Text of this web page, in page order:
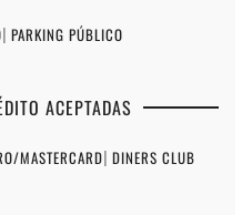
| PARKING PÚBLICO
ACEPTADAS
MASTERCARD| DINERS CLUB